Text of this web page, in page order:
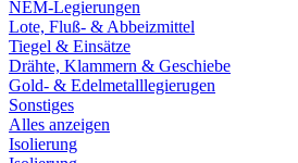
NEM-Legierungen
Lote, Fluß- & Abbeizmittel
Tiegel & Einsätze
Drähte, Klammern & Geschiebe
Gold- & Edelmetalllegierugen
Sonstiges
Alles anzeigen
Isolierung